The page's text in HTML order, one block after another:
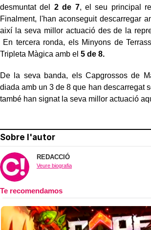
desmuntat del 2 de 7, el seu principal
Finalment, l'han aconseguit descarregar
així la seva millor actuació des de la
En tercera ronda, els Minyons de
Tripleta Màgica amb el 5 de 8.
De la seva banda, els Capgrossos de
diada amb un 3 de 8 que han descarregat
també han signat la seva millor actuació
Sobre l'autor
REDACCIÓ
Veure biografia